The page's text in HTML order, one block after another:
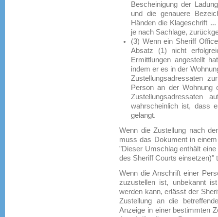
Bescheinigung der
und die genauere
Händen die Klageschrift
je nach Sachlage,
(3) Wenn ein Sheriff
Absatz (1) nicht
Ermittlungen angestellt
indem er es in der
Zustellungsadressaten
Person an der Wohnung
Zustellungsadressaten
wahrscheinlich ist, dass
gelangt.
Wenn die Zustellung nach
muss das Dokument in
"Dieser Umschlag enthält
des Sheriff Courts einsetzen)"
Wenn die Anschrift einer
zuzustellen ist, unbekannt
werden kann, erlässt der
Zustellung an die
Anzeige in einer bestimmten